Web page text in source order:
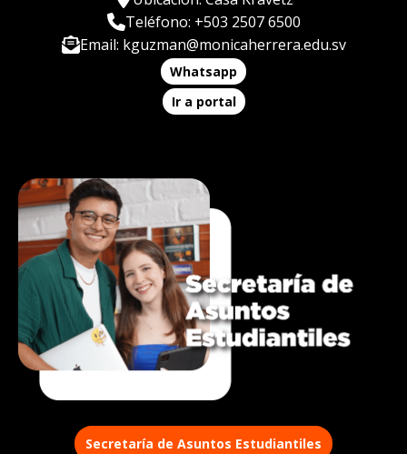
Teléfono: +503 2507 6500
Email: kguzman@monicaherrera.edu.sv
Whatsapp
Ir a portal
Secretaría de Asuntos Estudiantiles